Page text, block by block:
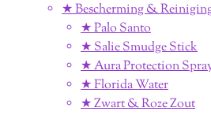
★ Bescherming &
★ Palo Santo
★ Salie Smudge Stick
★ Aura Protection
★ Florida Water
★ Zwart & Roze Zout